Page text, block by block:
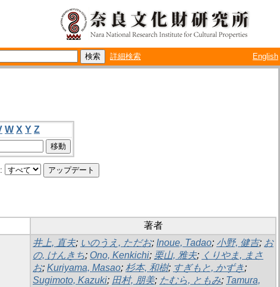
詳細検索 English
W X Y Z
著者
井上, 直夫; いのうえ, ただお; Inoue, Tadao; 小野, 健吉; お
の, けんきち; Ono, Kenkichi; 栗山, 雅夫; くりやま, まさ
お; Kuriyama, Masao; 杉本, 和樹; すぎもと, かずき;
Sugimoto, Kazuki; 田村, 朋美; たむら, ともみ; Tamura,